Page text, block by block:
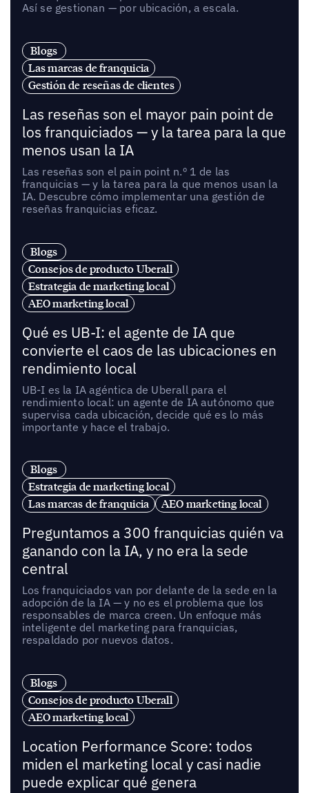
Así se gestionan — por ubicación, a escala.
Blogs
Las marcas de franquicia
Gestión de reseñas de clientes
Las reseñas son el mayor pain point de
los franquiciados — y la tarea para la que
menos usan la IA
Las reseñas son el pain point n.º 1 de las
franquicias — y la tarea para la que menos usan la
IA. Descubre cómo implementar una gestión de
reseñas franquicias eficaz.
Blogs
Consejos de producto Uberall
Estrategia de marketing local
AEO marketing local
Qué es UB-I: el agente de IA que
convierte el caos de las ubicaciones en
rendimiento local
UB-I es la IA agéntica de Uberall para el
rendimiento local: un agente de IA autónomo que
supervisa cada ubicación, decide qué es lo más
importante y hace el trabajo.
Blogs
Estrategia de marketing local
Las marcas de franquicia
AEO marketing local
Preguntamos a 300 franquicias quién va
ganando con la IA, y no era la sede
central
Los franquiciados van por delante de la sede en la
adopción de la IA — y no es el problema que los
responsables de marca creen. Un enfoque más
inteligente del marketing para franquicias,
respaldado por nuevos datos.
Blogs
Consejos de producto Uberall
AEO marketing local
Location Performance Score: todos
miden el marketing local y casi nadie
puede explicar qué genera